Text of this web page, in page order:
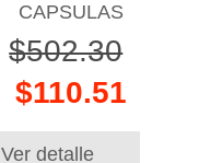
CAPSULAS
$502.30
$110.51
Ver detalle